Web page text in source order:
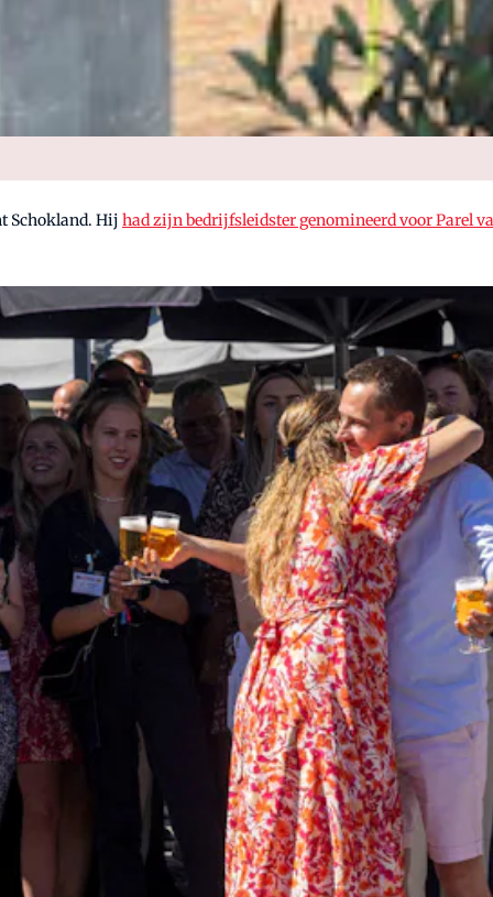
Schokland. Hij had zijn bedrijfsleidster genomineerd voor Parel